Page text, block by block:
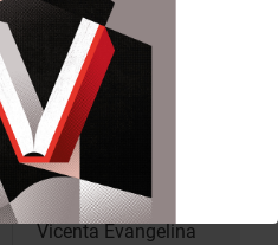
estar acompanyada per
de la Junta Central
Siguiente:
Vicenta Evangelina